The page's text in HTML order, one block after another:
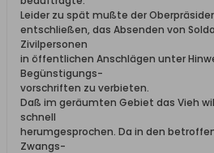
Leider zu spät mußte der
entschließen, das Absenden von
Zivilpersonen
in öffentlichen Anschlägen unter
Begünstigungs-
vorschriften zu verbieten.
Daß im geräumten Gebiet das Vieh
schnell
herumgesprochen. Da in den
Zwangs-